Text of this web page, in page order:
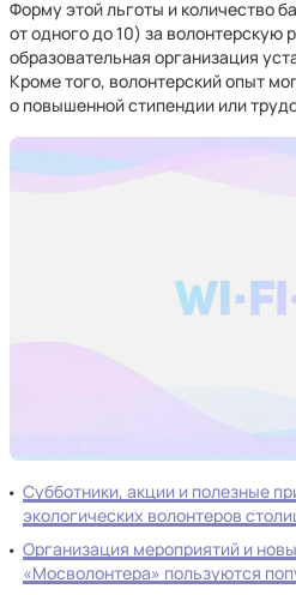
Форму этой льготы и количество
от одного до 10) за волонтерскую
образовательная организация
Кроме того, волонтерский опыт
о повышенной стипендии или
Субботники, акции и полезные
экологических волонтеров
Организация мероприятий и
«Мосволонтера» пользуются